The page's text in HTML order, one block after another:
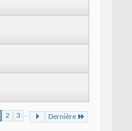
2 3 ... Dernière